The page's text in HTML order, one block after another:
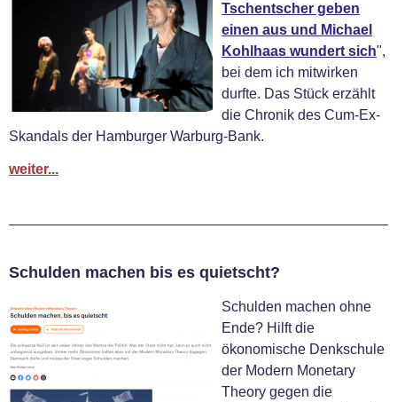
Tschentscher geben
einen aus und Michael
Kohlhaas wundert sich",
bei dem ich mitwirken
durfte. Das Stück erzählt
die Chronik des Cum-Ex-
Skandals der Hamburger Warburg-Bank.
weiter...
Schulden machen bis es quietscht?
Schulden machen ohne
Ende? Hilft die
ökonomische Denkschule
der Modern Monetary
Theory gegen die